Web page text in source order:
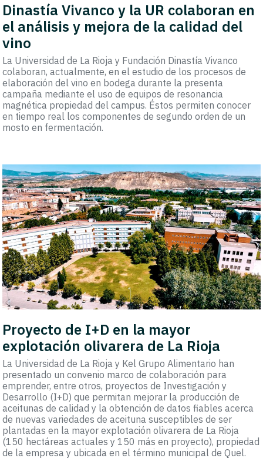
Dinastía Vivanco y la UR colaboran en
el análisis y mejora de la calidad del
vino
La Universidad de La Rioja y Fundación Dinastía Vivanco
colaboran, actualmente, en el estudio de los procesos de
elaboración del vino en bodega durante la presenta
campaña mediante el uso de equipos de resonancia
magnética propiedad del campus. Éstos permiten conocer
en tiempo real los componentes de segundo orden de un
mosto en fermentación.
Proyecto de I+D en la mayor
explotación olivarera de La Rioja
La Universidad de La Rioja y Kel Grupo Alimentario han
presentado un convenio marco de colaboración para
emprender, entre otros, proyectos de Investigación y
Desarrollo (I+D) que permitan mejorar la producción de
aceitunas de calidad y la obtención de datos fiables acerca
de nuevas variedades de aceituna susceptibles de ser
plantadas en la mayor explotación olivarera de La Rioja
(150 hectáreas actuales y 150 más en proyecto), propiedad
de la empresa y ubicada en el término municipal de Quel.